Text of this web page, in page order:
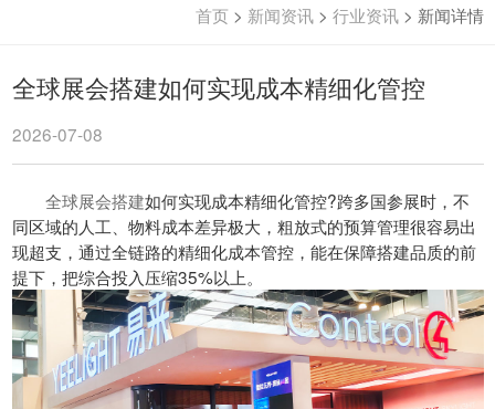
首页 > 新闻资讯> 行业资讯> 新闻详情
全球展会搭建如何实现成本精细化管控
2026-07-08
全球展会搭建如何实现成本精细化管控?跨多国参展时，不
同区域的人工、物料成本差异极大，粗放式的预算管理很容易出
现超支，通过全链路的精细化成本管控，能在保障搭建品质的前
提下，把综合投入压缩35%以上。